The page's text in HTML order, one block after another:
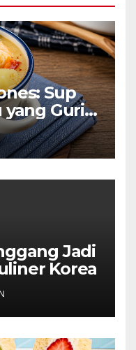
Sup
yang Gurih
Jadi
Korea